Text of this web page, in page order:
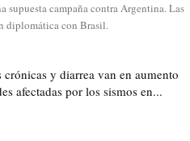
supuesta campaña contra Argentina. Las
diplomática con Brasil.
crónicas y diarrea van en aumento
afectadas por los sismos en...